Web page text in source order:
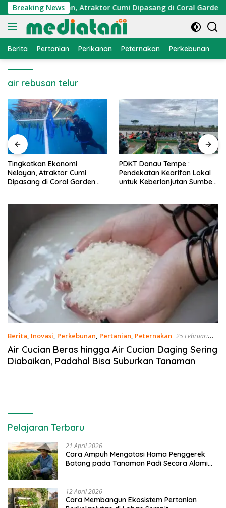
Langsung
ke
konten
Breaking News
Nelayan, Atraktor Cumi Dipasang di Coral Garden
Berita Pertanian Perikanan Peternakan Perkebunan
air rebusan telur
PDKT Danau Tempe :
Pendekatan Kearifan Lokal
untuk Keberlanjutan Sumber
Cara Mengatasi Penyakit
PMK pada Sapi Perah Secara
Alami dan Medis
Berita, Inovasi, Perkebunan, Pertanian, Peternakan 25 Februari
2021
Air Cucian Beras hingga Air Cucian Daging Sering
Diabaikan, Padahal Bisa Suburkan Tanaman
Pelajaran Terbaru
21 April 2026
Cara Ampuh Mengatasi Hama Penggerek
Batang pada Tanaman Padi Secara Alami
12 April 2026
Cara Membangun Ekosistem Pertanian